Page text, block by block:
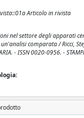
Articolo in rivista
nel settore degli apparati
comparata / Ricci,
- ISSN 0020-0956. -